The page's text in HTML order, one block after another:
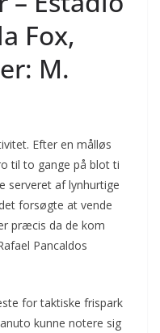
Fox,
M.
Efter en målløs
til to gange på blot ti
serveret af lynhurtige
forsøgte at vende
præcis da de kom
Pancaldos
for taktiske frispark
kunne notere sig